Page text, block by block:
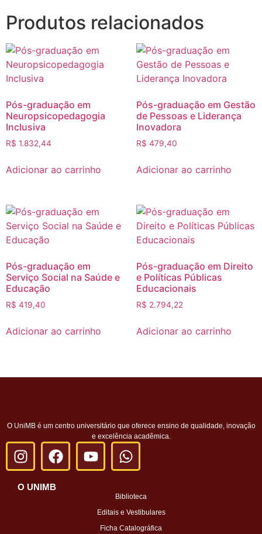
Produtos relacionados
Pós-graduação em
Neuropsicopedagogia
Inclusiva
R$ 1.832,44
Adicionar ao carrinho
Pós-graduação em Gestão
de Pessoas e Liderança
Inovadora
R$ 479,40
Adicionar ao carrinho
Pós-graduação em
Serviço Social na Saúde e
Educação
R$ 419,40
Adicionar ao carrinho
Pós-graduação em Direito
e Políticas Públicas
Educacionais
R$ 2.794,22
Adicionar ao carrinho
O UniMB é um centro universitário que oferece ensino de qualidade, inovação
e excelência acadêmica.
O UNIMB
Biblioteca
Editais e Vestibulares
Ficha Catalográfica